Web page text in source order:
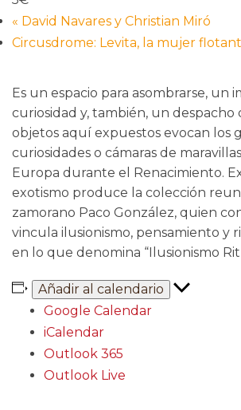
« David Navares y Christian Miró
Circusdrome: Levita, la mujer
Es un espacio para asombrarse, un
curiosidad y, también, un despacho
objetos aquí expuestos evocan los
curiosidades o cámaras de
Europa durante el Renacimiento.
exotismo produce la colección
zamorano Paco González, quien
vincula ilusionismo, pensamiento y
en lo que denomina “Ilusionismo
Añadir al calendario
Google Calendar
iCalendar
Outlook 365
Outlook Live